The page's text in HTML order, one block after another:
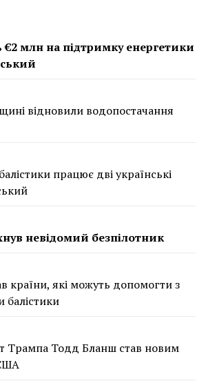
€2 млн на підтримку енергетики
відновили водопостачання
працює дві українські
невідомий безпілотник
країни, які можуть допомогти з
балістики
Трампа Тодд Бланш став новим